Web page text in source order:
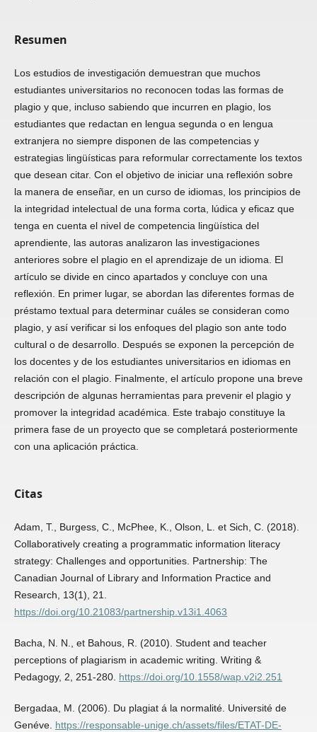
Resumen
Los estudios de investigación demuestran que muchos
estudiantes universitarios no reconocen todas las formas de
plagio y que, incluso sabiendo que incurren en plagio, los
estudiantes que redactan en lengua segunda o en lengua
extranjera no siempre disponen de las competencias y
estrategias lingüísticas para reformular correctamente los textos
que desean citar. Con el objetivo de iniciar una reflexión sobre
la manera de enseñar, en un curso de idiomas, los principios de
la integridad intelectual de una forma corta, lúdica y eficaz que
tenga en cuenta el nivel de competencia lingüística del
aprendiente, las autoras analizaron las investigaciones
anteriores sobre el plagio en el aprendizaje de un idioma. El
artículo se divide en cinco apartados y concluye con una
reflexión. En primer lugar, se abordan las diferentes formas de
préstamo textual para determinar cuáles se consideran como
plagio, y así verificar si los enfoques del plagio son ante todo
cultural o de desarrollo. Después se exponen la percepción de
los docentes y de los estudiantes universitarios en idiomas en
relación con el plagio. Finalmente, el artículo propone una breve
descripción de algunas herramientas para prevenir el plagio y
promover la integridad académica. Este trabajo constituye la
primera fase de un proyecto que se completará posteriormente
con una aplicación práctica.
Citas
Adam, T., Burgess, C., McPhee, K., Olson, L. et Sich, C. (2018).
Collaboratively creating a programmatic information literacy
strategy: Challenges and opportunities. Partnership: The
Canadian Journal of Library and Information Practice and
Research, 13(1), 21.
https://doi.org/10.21083/partnership.v13i1.4063
Bacha, N. N., et Bahous, R. (2010). Student and teacher
perceptions of plagiarism in academic writing. Writing &
Pedagogy, 2, 251-280. https://doi.org/10.1558/wap.v2i2.251
Bergadaa, M. (2006). Du plagiat á la normalité. Université de
Genéve. https://responsable-unige.ch/assets/files/ETAT-DE-